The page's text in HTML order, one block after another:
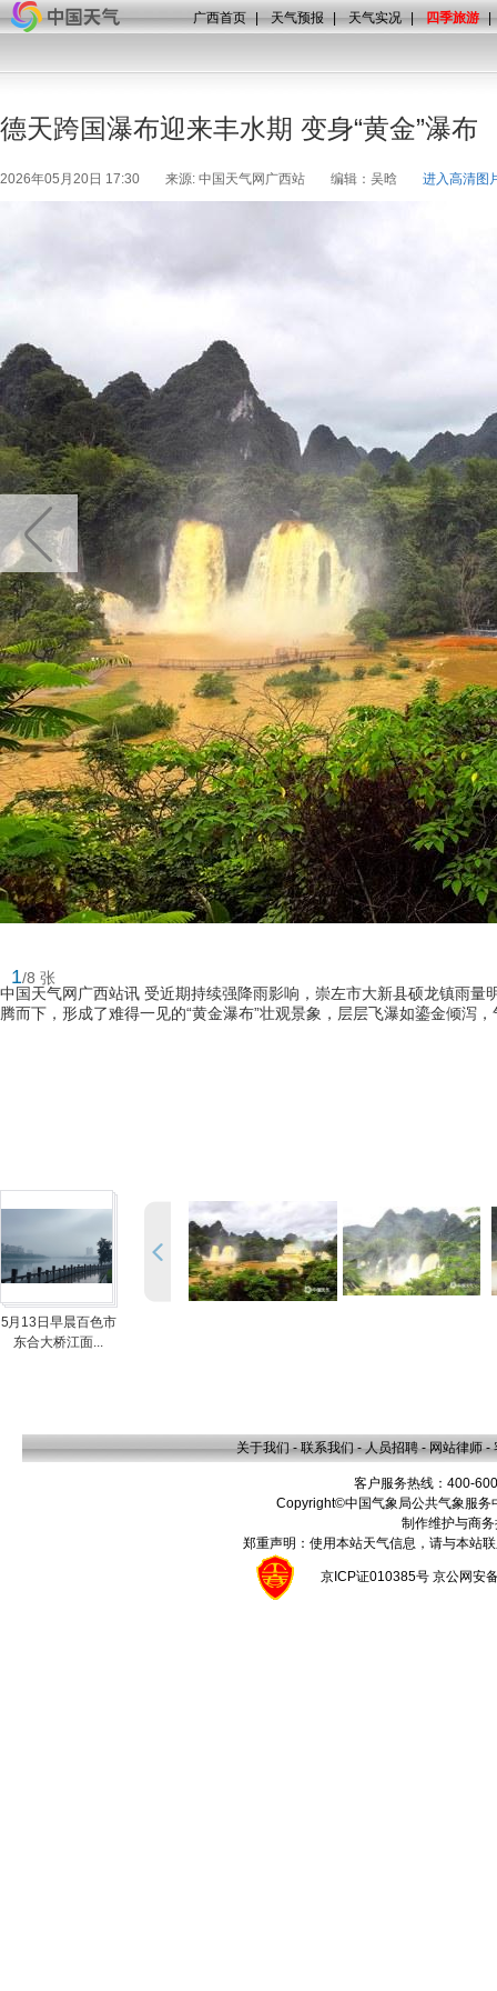
广西首页 | 天气预报 | 天气实况 | 四季旅游 |
德天跨国瀑布迎来丰水期 变身“黄金”瀑布
2026年05月20日 17:30 来源: 中国天气网广西站 编辑：吴晗 进入高清图
1/8 张
中国天气网广西站讯 受近期持续强降雨影响，崇左市大新县硕龙镇雨
腾而下，形成了难得一见的“黄金瀑布”壮观景象，层层飞瀑如鎏金倾泻
5月13日早晨百色市
东合大桥江面...
关于我们 - 联系我们 - 人员招聘 - 网站律师 -
客户服务热线：400-
Copyright©中国气象局公共气象服
制作维护与商
郑重声明：使用本站天气信息，请与本站
京ICP证010385号 京公网安